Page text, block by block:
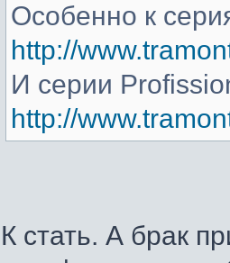
Особенно к
http://
И серии
http://
К стать. А брак